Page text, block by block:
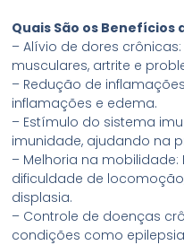
Quais São os Benefícios
– Alívio de dores
musculares, artrite e
– Redução de
inflamações e edema.
– Estímulo do sistema
imunidade, ajudando na
– Melhoria na
dificuldade de
displasia.
– Controle de doenças
condições como